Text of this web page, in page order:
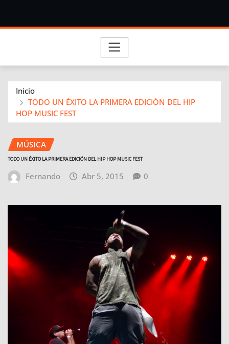
Inicio
TODO UN ÉXITO LA PRIMERA EDICIÓN DEL HIP
HOP MUSIC FEST
MÚSICA
TODO UN ÉXITO LA PRIMERA EDICIÓN DEL HIP HOP MUSIC FEST
Fernando Abr 5, 2015 0